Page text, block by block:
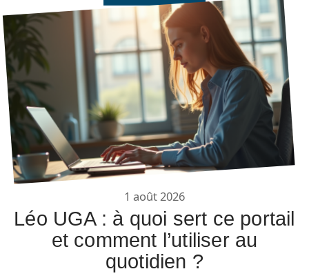
1 août 2026
Léo UGA : à quoi sert ce portail
et comment l’utiliser au
quotidien ?